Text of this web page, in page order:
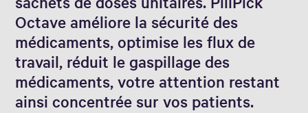
Octave améliore la sécurité des
médicaments, optimise les flux de
travail, réduit le gaspillage des
médicaments, votre attention restant
ainsi concentrée sur vos patients.